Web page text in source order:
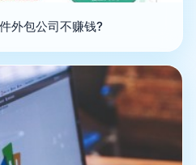
外包公司不赚钱?